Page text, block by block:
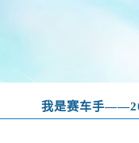
我是赛车手